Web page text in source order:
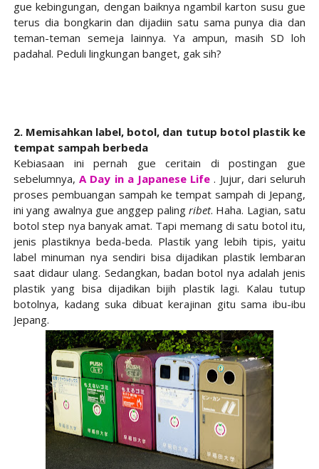
gue kebingungan, dengan baiknya ngambil karton susu gue
terus dia bongkarin dan dijadiin satu sama punya dia dan
teman-teman semeja lainnya. Ya ampun, masih SD loh
padahal. Peduli lingkungan banget, gak sih?
2. Memisahkan label, botol, dan tutup botol plastik ke
tempat sampah berbeda
Kebiasaan ini pernah gue ceritain di postingan gue
sebelumnya,A Day in a Japanese Life . Jujur, dari seluruh
proses pembuangan sampah ke tempat sampah di Jepang,
ini yang awalnya gue anggep palingribet. Haha. Lagian, satu
botol step nya banyak amat. Tapi memang di satu botol itu,
jenis plastiknya beda-beda. Plastik yang lebih tipis, yaitu
label minuman nya sendiri bisa dijadikan plastik lembaran
saat didaur ulang. Sedangkan, badan botol nya adalah jenis
plastik yang bisa dijadikan bijih plastik lagi. Kalau tutup
botolnya, kadang suka dibuat kerajinan gitu sama ibu-ibu
Jepang.